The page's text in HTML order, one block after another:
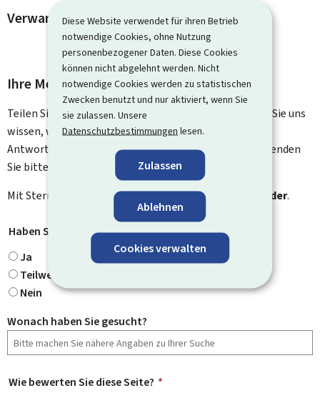
Diese Website verwendet für ihren Betrieb
notwendige Cookies, ohne Nutzung
personenbezogener Daten. Diese Cookies
können nicht abgelehnt werden. Nicht
notwendige Cookies werden zu statistischen
Zwecken benutzt und nur aktiviert, wenn Sie
sie zulassen. Unsere
Datenschutzbestimmungen lesen.
Zulassen
Ablehnen
Cookies verwalten
Verwandte Vorgänge und Links
Ihre Meinung interessiert uns
Teilen Sie uns Ihre Meinung zu dieser Seite mit. Lassen Sie uns
wissen, was wir verbessern können. Sie erhalten keine
Antwort auf Ihr Feedback. Für spezifische Fragen verwenden
Sie bitte das Kontaktformular.
Mit Stern gekennzeichnete Felder ( * ) sind Pflichtfelder.
Haben Sie gefunden, wonach Sie gesucht haben?
Ja
Teilweise
Nein
Wonach haben Sie gesucht?
Wie bewerten Sie diese Seite? *